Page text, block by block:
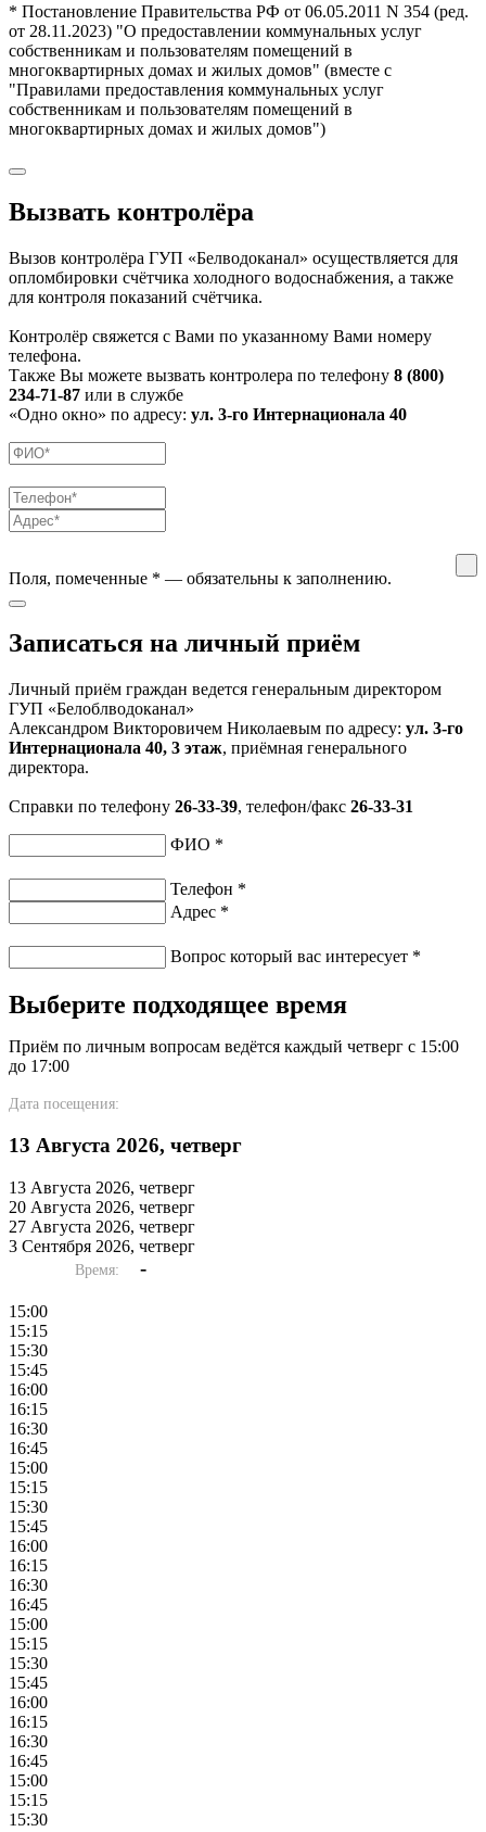
* Постановление Правительства РФ от 06.05.2011 N 354 (ред.
от 28.11.2023) "О предоставлении коммунальных услуг
собственникам и пользователям помещений в
многоквартирных домах и жилых домов" (вместе с
"Правилами предоставления коммунальных услуг
собственникам и пользователям помещений в
многоквартирных домах и жилых домов")
Вызвать контролёра
Вызов контролёра ГУП «Белводоканал» осуществляется для
опломбировки счётчика холодного водоснабжения, а также
для контроля показаний счётчика.
Контролёр свяжется с Вами по указанному Вами номеру
телефона.
Также Вы можете вызвать контролера по телефону 8 (800)
234-71-87 или в службе
«Одно окно» по адресу: ул. 3-го Интернационала 40
Поля, помеченные * — обязательны к заполнению.
Записаться на личный приём
Личный приём граждан ведется генеральным директором
ГУП «Белоблводоканал»
Александром Викторовичем Николаевым по адресу: ул. 3-го
Интернационала 40, 3 этаж, приёмная генерального
директора.
Справки по телефону 26-33-39, телефон/факс 26-33-31
ФИО *
Телефон *
Адрес *
Вопрос который вас интересует *
Выберите подходящее время
Приём по личным вопросам ведётся каждый четверг с 15:00
до 17:00
Дата посещения:
13 Августа 2026, четверг
13 Августа 2026, четверг
20 Августа 2026, четверг
27 Августа 2026, четверг
3 Сентября 2026, четверг
Время: -
15:00
15:15
15:30
15:45
16:00
16:15
16:30
16:45
15:00
15:15
15:30
15:45
16:00
16:15
16:30
16:45
15:00
15:15
15:30
15:45
16:00
16:15
16:30
16:45
15:00
15:15
15:30